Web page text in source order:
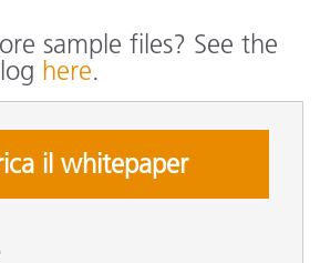
sample files? See the
here.
il whitepaper